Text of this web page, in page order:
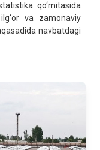
qo‘mitasida
va zamonaviy
navbatdagi